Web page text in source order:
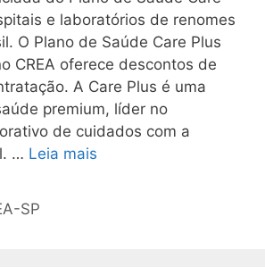
e laboratórios de renomes
O Plano de Saúde Care Plus
CREA oferece descontos de
A Care Plus é uma
premium, líder no
de cuidados com a
… Leia mais
SP